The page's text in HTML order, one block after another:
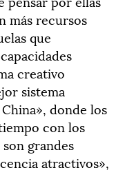
más recursos
que
creativo
sistema
donde los
con los
grandes
atractivos»,